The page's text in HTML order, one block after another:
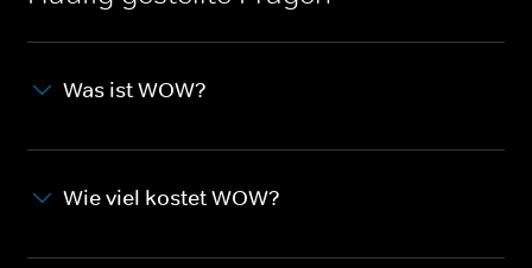
Was ist WOW?
Wie viel kostet WOW?